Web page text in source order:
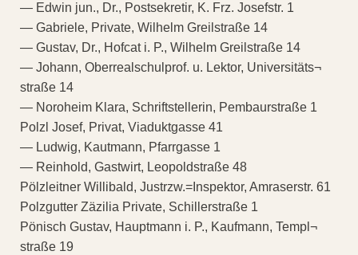
— Edwin jun., Dr., Postsekretir, K. Frz. Josefstr. 1
— Gabriele, Private, Wilhelm Greilstraße 14
— Gustav, Dr., Hofcat i. P., Wilhelm Greilstraße 14
— Johann, Oberrealschulprof. u. Lektor, Universitäts¬
straße 14
— Noroheim Klara, Schriftstellerin, Pembaurstraße 1
Polzl Josef, Privat, Viaduktgasse 41
— Ludwig, Kautmann, Pfarrgasse 1
— Reinhold, Gastwirt, Leopoldstraße 48
Pölzleitner Willibald, Justrzw.=Inspektor, Amraserstr. 61
Polzgutter Zäzilia Private, Schillerstraße 1
Pönisch Gustav, Hauptmann i. P., Kaufmann, Templ¬
straße 19